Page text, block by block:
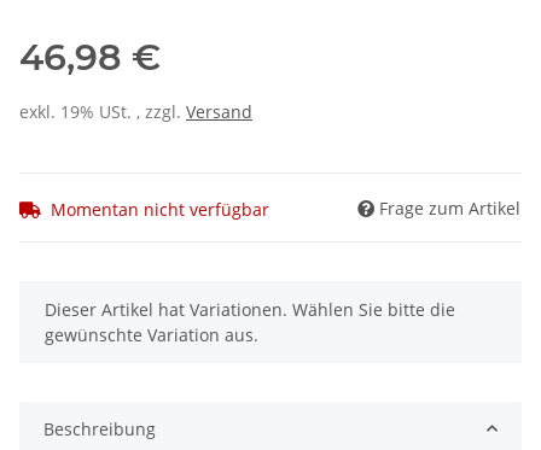
46,98 €
exkl. 19% USt. , zzgl. Versand
Momentan nicht verfügbar Frage zum Artikel
x
Dieser Artikel hat Variationen. Wählen Sie bitte die
gewünschte Variation aus.
Beschreibung